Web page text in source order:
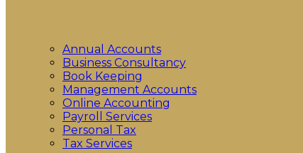
Annual Accounts
Business Consultancy
Book Keeping
Management Accounts
Online Accounting
Payroll Services
Personal Tax
Tax Services